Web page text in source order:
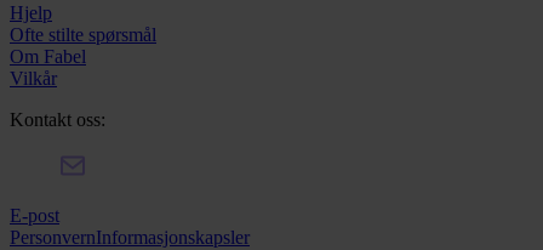
Hjelp
Ofte stilte spørsmål
Om Fabel
Vilkår
Kontakt oss:
E-post
PersonvernInformasjonskapsler